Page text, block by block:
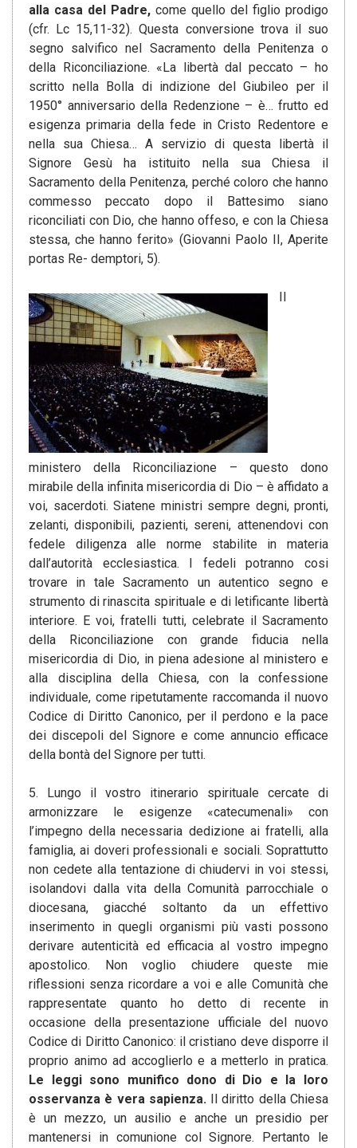
alla casa del Padre, come quello del figlio prodigo
(cfr. Lc 15,11-32). Questa conversione trova il suo
segno salvifico nel Sacramento della Penitenza o
della Riconciliazione. «La libertà dal peccato – ho
scritto nella Bolla di indizione del Giubileo per il
1950° anniversario della Redenzione – è… frutto ed
esigenza primaria della fede in Cristo Redentore e
nella sua Chiesa… A servizio di questa libertà il
Signore Gesù ha istituito nella sua Chiesa il
Sacramento della Penitenza, perché coloro che hanno
commesso peccato dopo il Battesimo siano
riconciliati con Dio, che hanno offeso, e con la Chiesa
stessa, che hanno ferito» (Giovanni Paolo II, Aperite
portas Re- demptori, 5).
ministero della Riconciliazione – questo dono
mirabile della infinita misericordia di Dio – è affidato a
voi, sacerdoti. Siatene ministri sempre degni, pronti,
zelanti, disponibili, pazienti, sereni, attenendovi con
fedele diligenza alle norme stabilite in materia
dall’autorità ecclesiastica. I fedeli potranno cosi
trovare in tale Sacramento un autentico segno e
strumento di rinascita spirituale e di letificante libertà
interiore. E voi, fratelli tutti, celebrate il Sacramento
della Riconciliazione con grande fiducia nella
misericordia di Dio, in piena adesione al ministero e
alla disciplina della Chiesa, con la confessione
individuale, come ripetutamente raccomanda il nuovo
Codice di Diritto Canonico, per il perdono e la pace
dei discepoli del Signore e come annuncio efficace
della bontà del Signore per tutti.
5. Lungo il vostro itinerario spirituale cercate di
armonizzare le esigenze «catecumenali» con
l’impegno della necessaria dedizione ai fratelli, alla
famiglia, ai doveri professionali e sociali. Soprattutto
non cedete alla tentazione di chiudervi in voi stessi,
isolandovi dalla vita della Comunità parrocchiale o
diocesana, giacché soltanto da un effettivo
inserimento in quegli organismi più vasti possono
derivare autenticità ed efficacia al vostro impegno
apostolico. Non voglio chiudere queste mie
riflessioni senza ricordare a voi e alle Comunità che
rappresentate quanto ho detto di recente in
occasione della presentazione ufficiale del nuovo
Codice di Diritto Canonico: il cristiano deve disporre il
proprio animo ad accoglierlo e a metterlo in pratica.
Le leggi sono munifico dono di Dio e la loro
osservanza è vera sapienza.
Il diritto della Chiesa
è un mezzo, un ausilio e anche un presidio per
mantenersi in comunione col Signore. Pertanto le